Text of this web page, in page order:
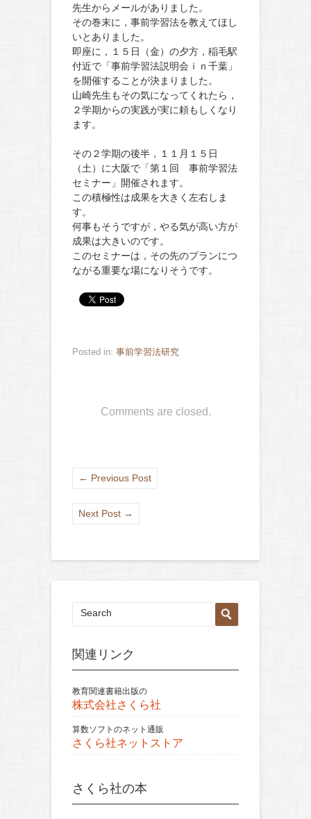
先生からメールがありました。
その巻末に，事前学習法を教えてほし
いとありました。
即座に，１５日（金）の夕方，稲毛駅
付近で「事前学習法説明会ｉｎ千葉」
を開催することが決まりました。
山崎先生もその気になってくれたら，
２学期からの実践が実に頼もしくなり
ます。
その２学期の後半，１１月１５日
（土）に大阪で「第１回 事前学習法
セミナー」開催されます。
この積極性は成果を大きく左右しま
す。
何事もそうですが，やる気が高い方が
成果は大きいのです。
このセミナーは，その先のプランにつ
ながる重要な場になりそうです。
Posted in: 事前学習法研究
Comments are closed.
← Previous Post
Next Post →
関連リンク
教育関連書籍出版の
株式会社さくら社
算数ソフトのネット通販
さくら社ネットストア
さくら社の本